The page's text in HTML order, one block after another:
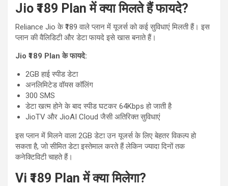
Jio ₹189 Plan में क्या मिलते हैं फायदे?
Reliance Jio के ₹189 वाले प्लान में यूजर्स को कई सुविधाएं मिलती हैं। इस
प्लान की वैलिडिटी और डेटा फायदे इसे खास बनाते हैं।
Jio ₹189 Plan के फायदे:
2GB हाई स्पीड डेटा
अनलिमिटेड वॉयस कॉलिंग
300 SMS
डेटा खत्म होने के बाद स्पीड घटकर 64Kbps हो जाती है
JioTV और JioAI Cloud जैसी अतिरिक्त सुविधाएं
इस प्लान में मिलने वाला 2GB डेटा उन यूजर्स के लिए बेहतर विकल्प हो
सकता है, जो सीमित डेटा इस्तेमाल करते हैं लेकिन ज्यादा दिनों तक
कनेक्टिविटी चाहते हैं।
Vi ₹189 Plan में क्या मिलेगा?